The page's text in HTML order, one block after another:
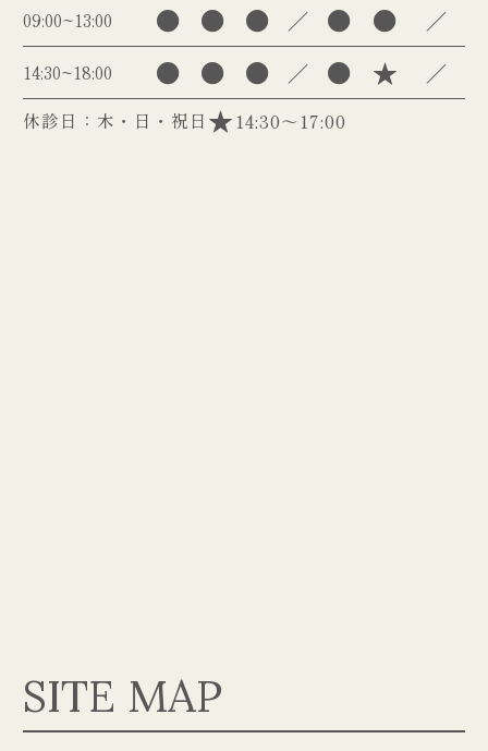
09:00~13:00
● ● ● ／ ● ● ／
14:30~18:00 ● ● ● ／ ● ★ ／
休診日：木・日・祝日 14:30～17:00
SITE MAP